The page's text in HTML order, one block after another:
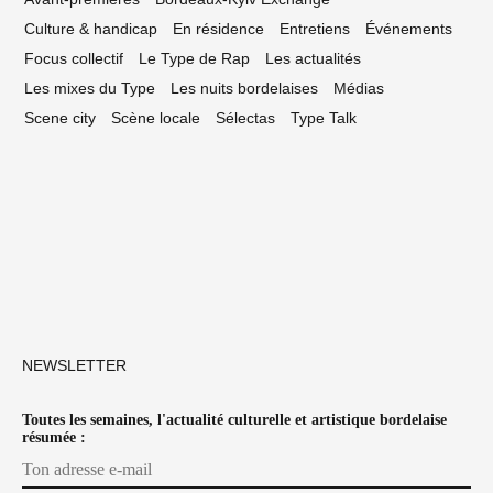
Culture & handicap
En résidence Entretiens
Événements
Focus collectif
Le Type de Rap
Les actualités
Les mixes du Type
Les nuits bordelaises
Médias
Scene city
Scène locale Sélectas Type Talk
NEWSLETTER
Toutes les semaines, l'actualité culturelle et artistique bordelaise
résumée :